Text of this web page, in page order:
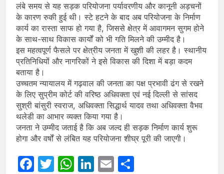
लंबे समय से यह सड़क परियोजना पर्यावरणीय और कानूनी अड़चनों
के कारण रुकी हुई थी। स्टे हटने के बाद अब परियोजना के निर्माण
कार्य का रास्ता साफ हो गया है, जिससे क्षेत्र में आवागमन सुगम होने
के साथ-साथ विकास कार्यों को भी गति मिलने की उम्मीद है।
इस महत्वपूर्ण फैसले पर क्षेत्रीय जनता में खुशी की लहर है। स्थानीय
प्रतिनिधियों और नागरिकों ने इसे विकास की दिशा में बड़ा कदम
बताया है।
उच्चतम न्यायालय में गढ़वाल की जनता का पक्ष प्रभावी ढंग से रखने
के लिए सुप्रीम कोर्ट की वरिष्ठ अधिवक्ता एवं नई दिल्ली से सांसद
सुश्री बांसुरी स्वराज, अधिवक्ता सिद्धार्थ यादव तथा अधिवक्ता वैभव
थलेडी का आभार व्यक्त किया गया है।
जनता ने उम्मीद जताई है कि अब जल्द ही सड़क निर्माण कार्य शुरू
होगा और वर्षों से लंबित यह परियोजना शीघ्र पूरी की जाएगी।
Facebook
Twitter
WhatsApp
LinkedIn
Email